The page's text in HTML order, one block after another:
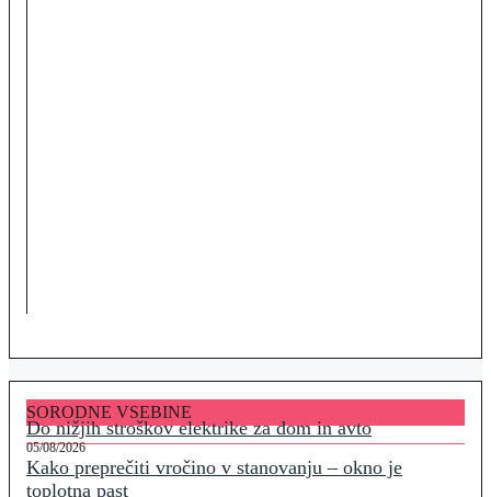
SORODNE VSEBINE
Do nižjih stroškov elektrike za dom in avto
05/08/2026
Kako preprečiti vročino v stanovanju – okno je
toplotna past